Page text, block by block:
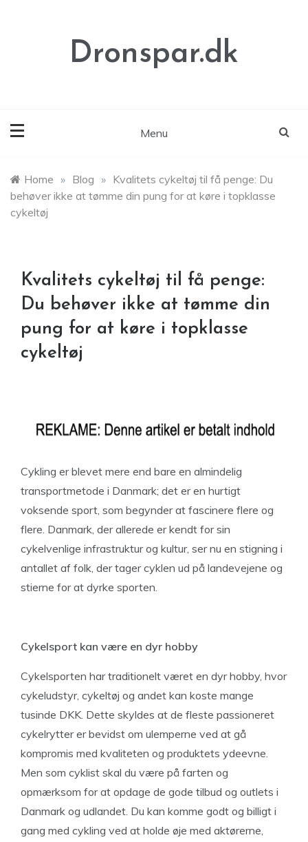
Dronspar.dk
Menu
Home » Blog » Kvalitets cykeltøj til få penge: Du
behøver ikke at tømme din pung for at køre i topklasse
cykeltøj
Kvalitets cykeltøj til få penge:
Du behøver ikke at tømme din
pung for at køre i topklasse
cykeltøj
Cykling er blevet mere end bare en almindelig
transportmetode i Danmark; det er en hurtigt
voksende sport, som begynder at fascinere flere og
flere. Danmark, der allerede er kendt for sin
cykelvenlige infrastruktur og kultur, ser nu en stigning i
antallet af folk, der tager cyklen ud på landevejene og
stierne for at dyrke sporten.
Cykelsport kan være en dyr hobby
Cykelsporten har traditionelt været en dyr hobby, hvor
cykeludstyr, cykeltøj og andet kan koste mange
tusinde DKK. Dette skyldes at de fleste passioneret
cykelrytter er bevidst om ulemperne ved at gå
kompromis med kvaliteten og produktets ydeevne.
Men som cyklist skal du være på farten og
opmærksom for at opdage de gode tilbud og outlets i
Danmark og udlandet. Du kan komme godt og billigt i
gang med cykling ved at holde øje med aktørerne,